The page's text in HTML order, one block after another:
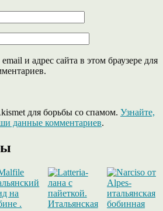
и адрес сайта в этом браузере для
для борьбы со спамом. Узнайте,
данные комментариев.